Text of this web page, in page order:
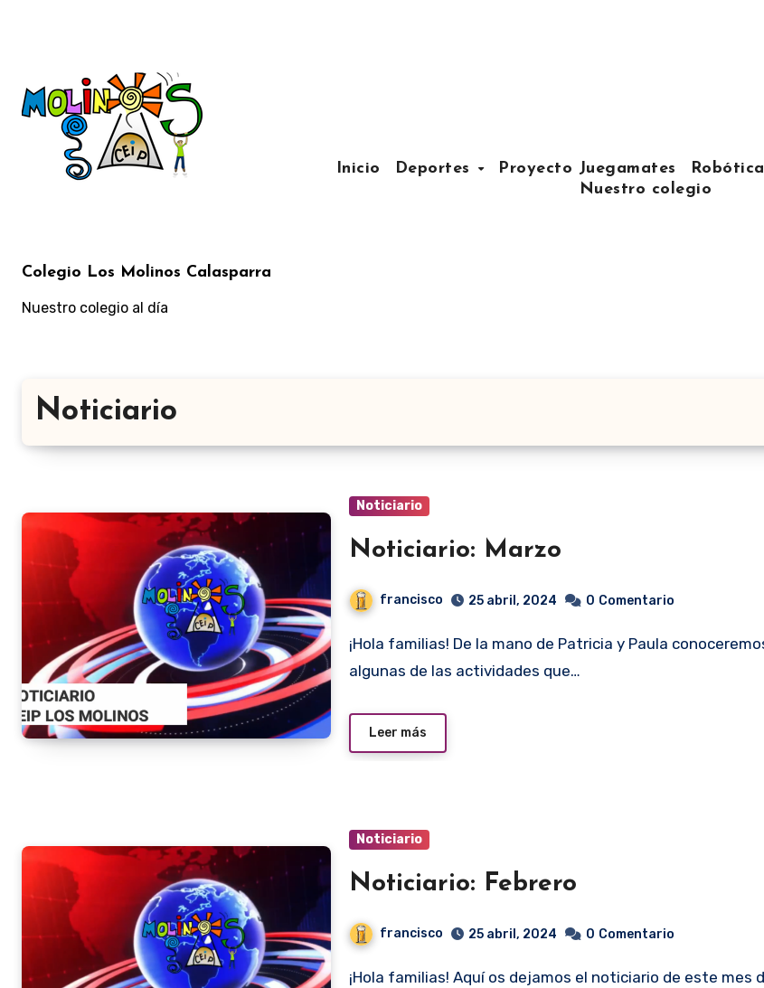
Colegio Los Molinos Calasparra
Nuestro colegio al día
Inicio Deportes Proyecto Juegamates Robótica
Nuestro colegio
Noticiario
Noticiario
Noticiario: Marzo
francisco 25 abril, 2024 0 Comentario
¡Hola familias! De la mano de Patricia y Paula conoceremos
algunas de las actividades que…
Leer más
Noticiario
Noticiario: Febrero
francisco 25 abril, 2024 0 Comentario
¡Hola familias! Aquí os dejamos el noticiario de este mes de